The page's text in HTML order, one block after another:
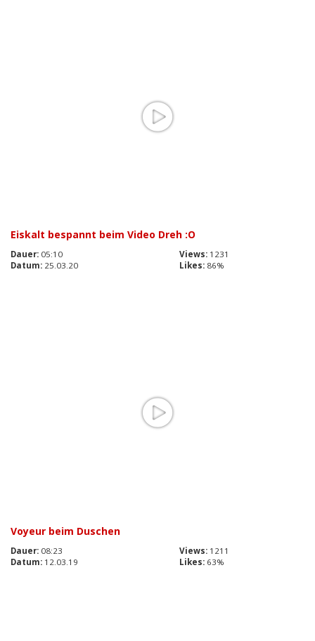
Eiskalt bespannt beim Video Dreh :O
Dauer: 05:10 Views: 1231
Datum: 25.03.20 Likes: 86%
Voyeur beim Duschen
Dauer: 08:23 Views: 1211
Datum: 12.03.19 Likes: 63%